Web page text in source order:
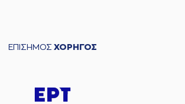
ΕΠΙΣΗΜΟΣ ΧΟΡΗΓΟΣ